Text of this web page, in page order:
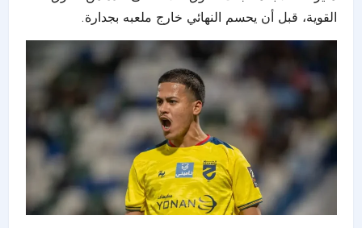
القوية، قبل أن يحسم النهائي خارج ملعبه بجدارة.